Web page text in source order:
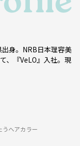
身。NRB日本理容美
、『VeLO』入社。現
うヘアカラー